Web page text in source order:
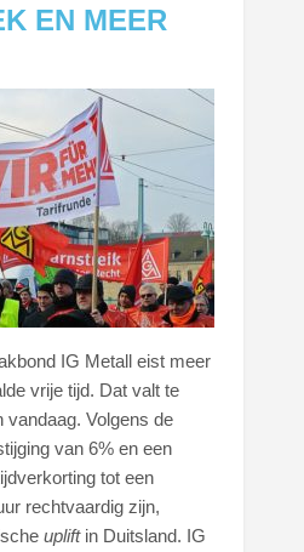
EN MEER
IG Metall eist meer
vrije tijd. Dat valt te
vandaag. Volgens de
van 6% en een
tot een
rechtvaardig zijn,
upliftin Duitsland. IG